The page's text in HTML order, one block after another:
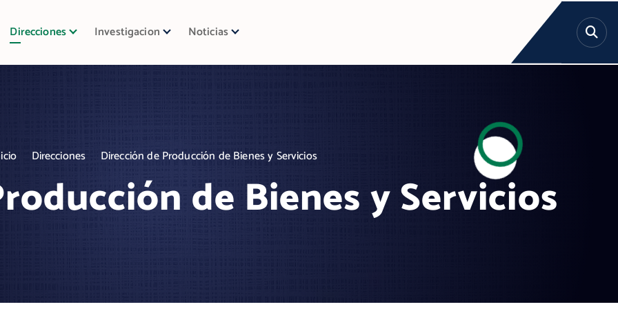
Direcciones Investigacion Noticias
Direcciones Dirección de Producción de Bienes y Servicios
de Bienes y Servicios